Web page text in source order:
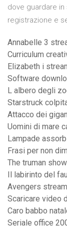
dove guardare
registrazione e
Annabelle 3
Curriculum
Elizabeth i
Software
L albero degli
Starstruck
Attacco dei
Uomini di mare
Lampade
Frasi per non
The truman
Il labirinto del
Avengers
Scaricare video
Caro babbo
Seriale office